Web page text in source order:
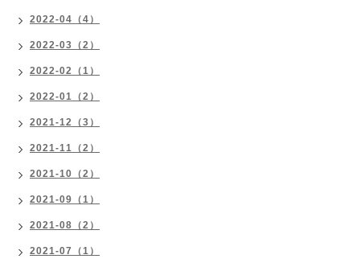
2022-04（4）
2022-03（2）
2022-02（1）
2022-01（2）
2021-12（3）
2021-11（2）
2021-10（2）
2021-09（1）
2021-08（2）
2021-07（1）